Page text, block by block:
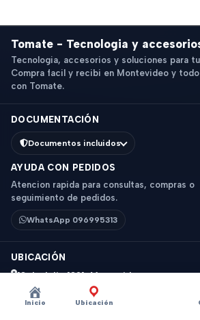
Inicio Ubicación
Tomate - Tecnologia y
Tecnologia, accesorios y soluciones para
Compra facil y recibi en Montevideo y todo
con Tomate.
DOCUMENTACIÓN
Documentos incluidos
AYUDA CON PEDIDOS
Atencion rapida para consultas, compras o
seguimiento de pedidos.
WhatsApp 096995313
UBICACIÓN
18 de Julio 1831, Montevideo
Horario: 9 a 18 hs